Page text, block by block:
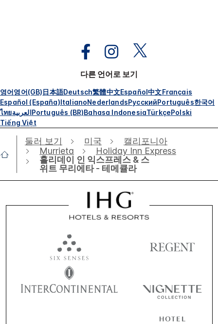
다른 언어로 보기
영어영어(GB)日本語Deutsch繁體中文Español中文Français
Español (España)ItalianoNederlandsРусскийPortuguês한국어
ไทยالعربيةPortuguês (BR)Bahasa IndonesiaTürkçePolski
Tiếng Việt
둘러 보기 미국
캘리포니아
Murrieta
Holiday Inn Express
홀리데이 인 익스프레스 & 스
위트 무리에타 - 테메큘라